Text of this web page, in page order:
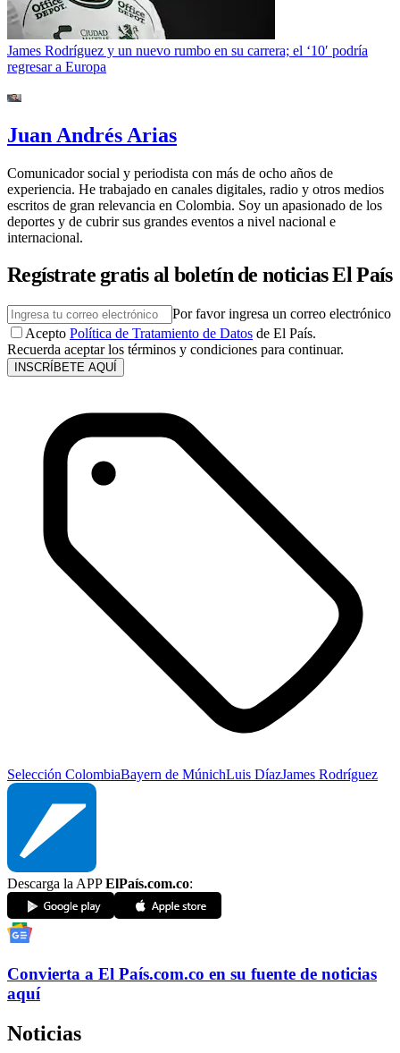
James Rodríguez y un nuevo rumbo en su carrera; el ‘10′ podría
regresar a Europa
Juan Andrés Arias
Comunicador social y periodista con más de ocho años de
experiencia. He trabajado en canales digitales, radio y otros medios
escritos de gran relevancia en Colombia. Soy un apasionado de los
deportes y de cubrir sus grandes eventos a nivel nacional e
internacional.
Regístrate gratis al boletín de noticias El País
Por favor ingresa un correo electrónico
Acepto Política de Tratamiento de Datos de El País.
Recuerda aceptar los términos y condiciones para continuar.
INSCRÍBETE AQUÍ
Selección ColombiaBayern de MúnichLuis DíazJames Rodríguez
Descarga la APPElPaís.com.co:
Convierta a El País.com.co en su fuente de noticias
aquí
Noticias